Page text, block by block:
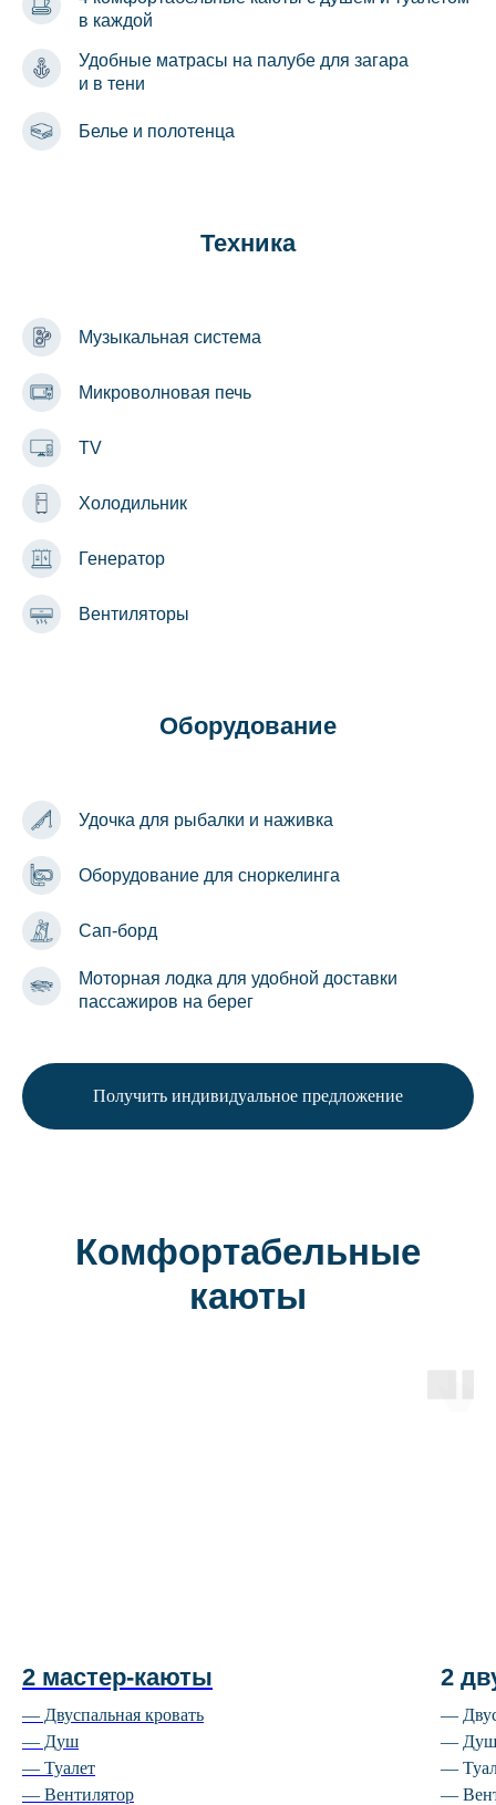
в каждой
Удобные матрасы на палубе для загара
и в тени
Белье и полотенца
Техника
Музыкальная система
Микроволновая печь
TV
Холодильник
Генератор
Вентиляторы
Оборудование
Удочка для рыбалки и наживка
Оборудование для сноркелинга
Сап-борд
Моторная лодка для удобной доставки
пассажиров на берег
Получить индивидуальное предложение
Комфортабельные
каюты
2 мастер-каюты
— Двуспальная кровать
— Душ
— Туалет
— Вентилятор
2
—
—
—
—